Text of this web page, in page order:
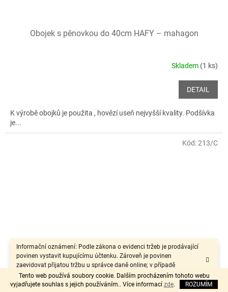
Tento web používá soubory cookie. Dalším procházením tohoto webu
vyjadřujete souhlas s jejich používáním.. Více informací zde. ROZUMÍM
Informační oznámení: Podle zákona o evidenci tržeb je prodávající
povinen vystavit kupujícímu účtenku. Zároveň je povinen
zaevidovat přijatou tržbu u správce daně online; v případě
technického výpadku pak nejpozději do 48 hodin.“
Obojek s pěnovkou do 40cm HAFY – mahagon
Skladem (1 ks)
DETAIL
K výrobě obojků je použita , hovězí useň nejvyšší kvality. Podšívka
je...
Kód:213/C